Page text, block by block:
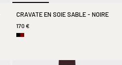
CRAVATE EN SOIE SABLE - NOIRE
170 €